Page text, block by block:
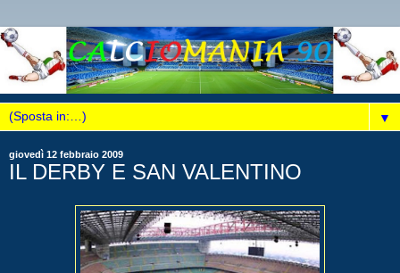
▼
giovedì 12 febbraio 2009
IL DERBY E SAN VALENTINO